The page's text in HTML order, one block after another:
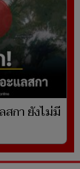
กา ยังไม่มี